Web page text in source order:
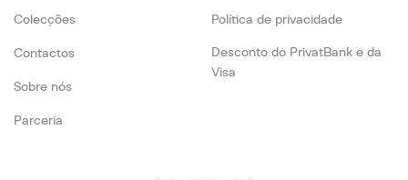
Colecções
Contactos
Sobre nós
Parceria
Política de privacidade
Desconto do PrivatBank e da
Visa